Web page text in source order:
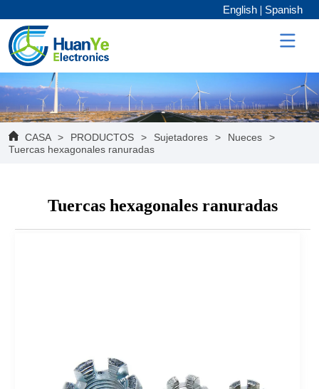
English Spanish
CASA > PRODUCTOS > Sujetadores > Nueces
>
Tuercas hexagonales ranuradas
Tuercas hexagonales ranuradas